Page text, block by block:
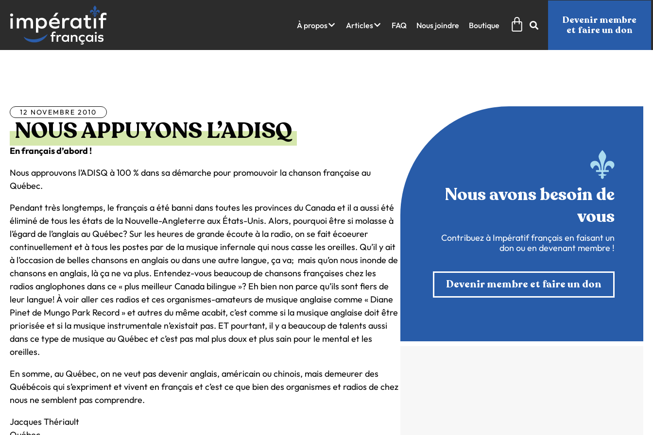
contenu
À propos Articles FAQ Nous joindre Boutique Panier
Devenir membre
et faire un don
12 NOVEMBRE 2010
NOUS APPUYONS L’ADISQ
En français d’abord !
Nous approuvons l’ADISQ à 100 % dans sa démarche pour promouvoir la chanson française au
Québec.
Pendant très longtemps, le français a été banni dans toutes les provinces du Canada et il a aussi été
éliminé de tous les états de la Nouvelle-Angleterre aux États-Unis. Alors, pourquoi être si molasse à
l’égard de l’anglais au Québec? Sur les heures de grande écoute à la radio, on se fait écoeurer
continuellement et à tous les postes par de la musique infernale qui nous casse les oreilles. Qu’il y ait
à l’occasion de belles chansons en anglais ou dans une autre langue, ça va; mais qu’on nous inonde de
chansons en anglais, là ça ne va plus. Entendez-vous beaucoup de chansons françaises chez les
radios anglophones dans ce « plus meilleur Canada bilingue »? Eh bien non parce qu’ils sont fiers de
leur langue! À voir aller ces radios et ces organismes-amateurs de musique anglaise comme « Diane
Pinet de Mungo Park Record » et autres du même acabit, c’est comme si la musique anglaise doit être
priorisée et si la musique instrumentale n’existait pas. ET pourtant, il y a beaucoup de talents aussi
dans ce type de musique au Québec et c’est pas mal plus doux et plus sain pour le mental et les
oreilles.
En somme, au Québec, on ne veut pas devenir anglais, américain ou chinois, mais demeurer des
Québécois qui s’expriment et vivent en français et c’est ce que bien des organismes et radios de chez
nous ne semblent pas comprendre.
Jacques Thériault
Nous avons besoin de
vous
Contribuez à Impératif français en faisant un
don ou en devenant membre !
Devenir membre et faire un don